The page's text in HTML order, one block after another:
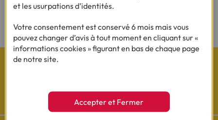
(2) Sous réserve d’acceptation de votre dossier et à l’issue du délai légal de
Les actualités Cofidis
et les usurpations d’identités.
Votre consentement est conservé 6 mois mais vous
pouvez changer d’avis à tout moment en cliquant sur «
informations cookies » figurant en bas de chaque page
de notre site.
Accepter et Fermer